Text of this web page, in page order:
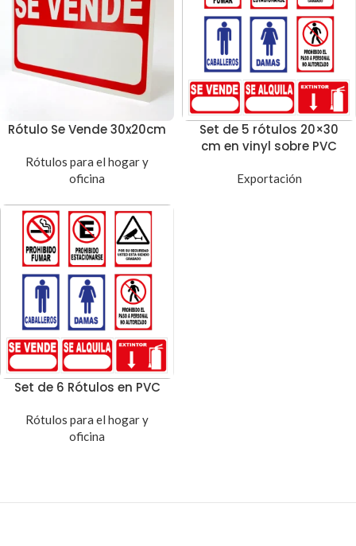
Rótulo Se Vende 30x20cm
Rótulos para el hogar y
oficina
Set de 5 rótulos 20×30
cm en vinyl sobre PVC
Exportación
Set de 6 Rótulos en PVC
Rótulos para el hogar y
oficina